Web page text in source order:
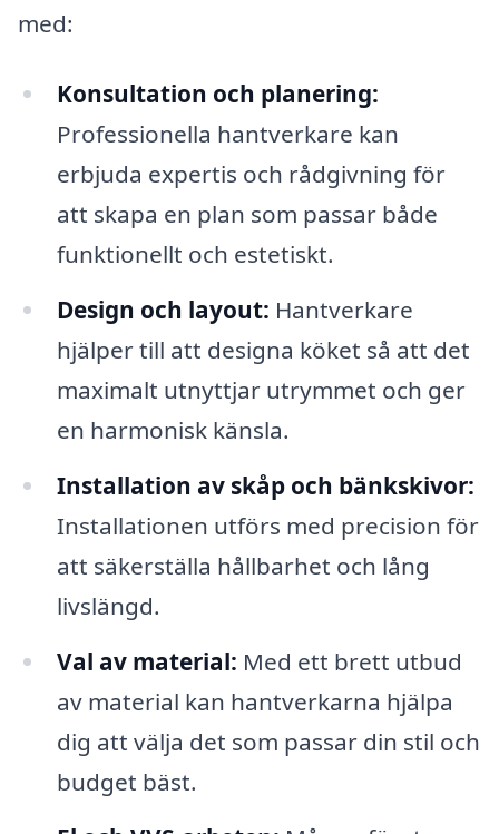
med:
Konsultation och planering:
Professionella hantverkare kan
erbjuda expertis och rådgivning för
att skapa en plan som passar både
funktionellt och estetiskt.
Design och layout: Hantverkare
hjälper till att designa köket så att det
maximalt utnyttjar utrymmet och ger
en harmonisk känsla.
Installation av skåp och bänkskivor:
Installationen utförs med precision för
att säkerställa hållbarhet och lång
livslängd.
Val av material: Med ett brett utbud
av material kan hantverkarna hjälpa
dig att välja det som passar din stil och
budget bäst.